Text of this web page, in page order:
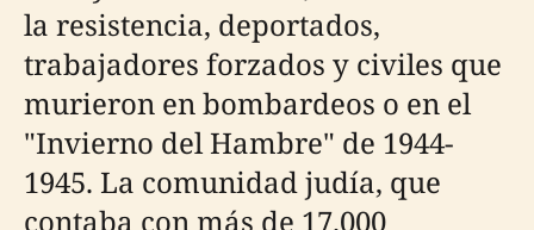
la resistencia, deportados,
trabajadores forzados y civiles que
murieron en bombardeos o en el
"Invierno del Hambre" de 1944-
1945. La comunidad judía, que
contaba con más de 17.000